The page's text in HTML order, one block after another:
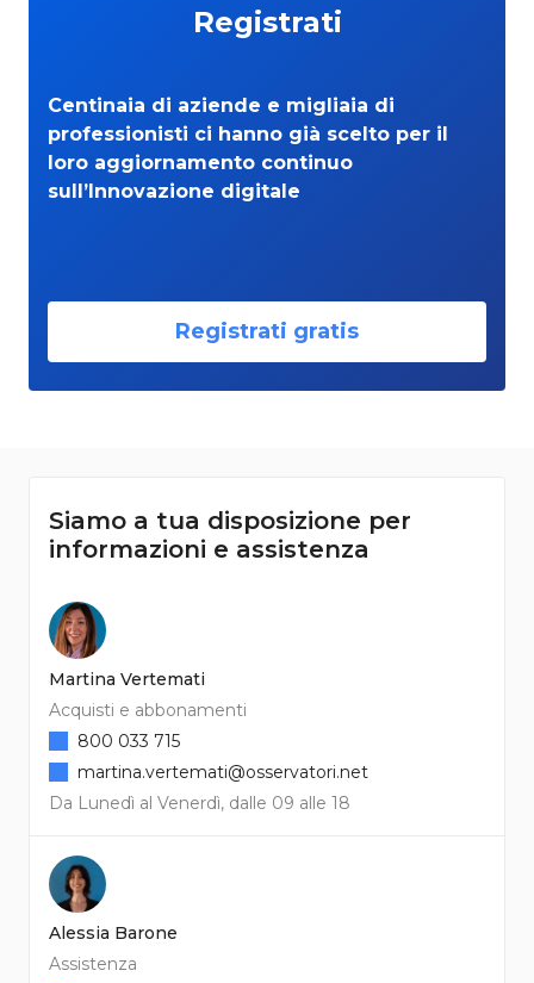
Registrati
Centinaia di aziende e migliaia di
professionisti ci hanno già scelto per il
loro aggiornamento continuo
sull’Innovazione digitale
Registrati gratis
Siamo a tua disposizione per
informazioni e assistenza
Martina Vertemati
Acquisti e abbonamenti
Da Lunedì al Venerdì, dalle 09 alle 18
800 033 715
martina.vertemati@osservatori.net
Alessia Barone
Assistenza